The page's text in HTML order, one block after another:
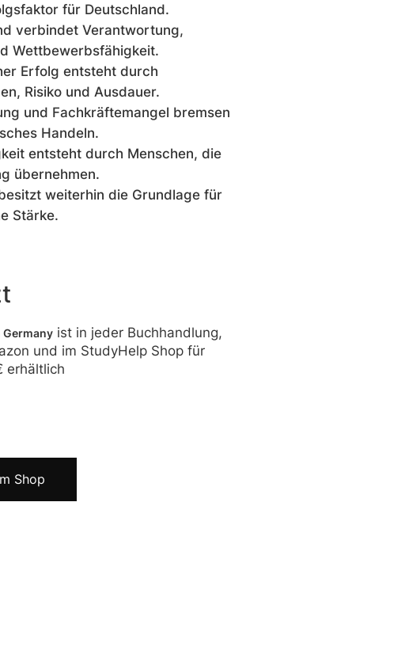
für Deutschland.
verbindet Verantwortung,
Wettbewerbsfähigkeit.
Erfolg entsteht durch
Risiko und Ausdauer.
und Fachkräftemangel bremsen
Handeln.
entsteht durch Menschen, die
übernehmen.
weiterhin die Grundlage für
Stärke.
Germany ist in jeder Buchhandlung,
und im StudyHelp Shop für
erhältlich
Shop